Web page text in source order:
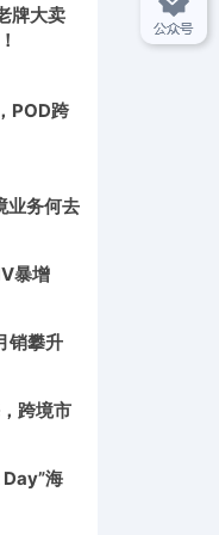
牌大卖
POD跨
业务何去
暴增
销攀升
跨境市
海